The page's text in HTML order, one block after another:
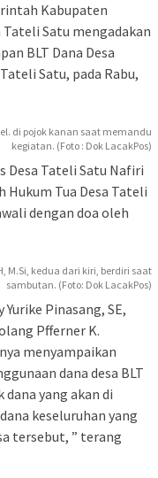
Kabupaten
Satu mengadakan
BLT Dana Desa
Satu, pada Rabu,
di pojok kanan saat memandu
kegiatan. (Foto : Dok LacakPos)
Desa Tateli Satu Nafiri
Hukum Tua Desa Tateli
dengan doa oleh
M.Si, kedua dari kiri, berdiri saat
sambutan. (Foto: Dok LacakPos)
Pinasang, SE,
Pfferner K.
menyampaikan
dana desa BLT
yang akan di
keseluruhan yang
tersebut, ” terang